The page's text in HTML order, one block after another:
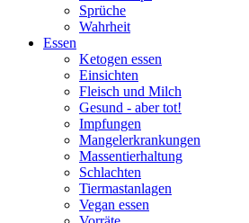
Sprüche
Wahrheit
Essen
Ketogen essen
Einsichten
Fleisch und Milch
Gesund - aber tot!
Impfungen
Mangelerkrankungen
Massentierhaltung
Schlachten
Tiermastanlagen
Vegan essen